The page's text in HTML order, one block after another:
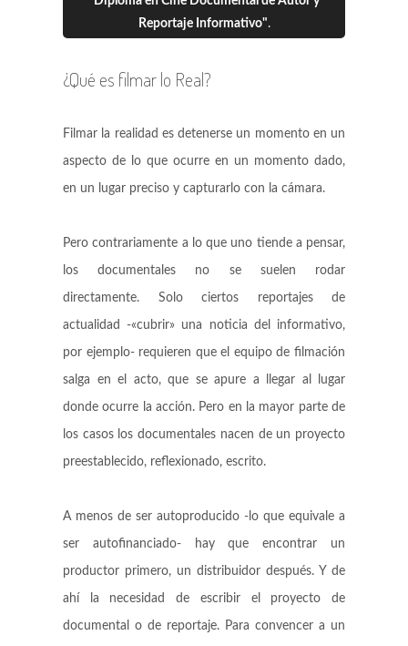
Reportaje Informativo".
¿Qué es filmar lo Real?
Filmar la realidad es detenerse un momento en un
aspecto de lo que ocurre en un momento dado,
en un lugar preciso y capturarlo con la cámara.
Pero contrariamente a lo que uno tiende a pensar,
los documentales no se suelen rodar
directamente. Solo ciertos reportajes de
actualidad -«cubrir» una noticia del informativo,
por ejemplo- requieren que el equipo de filmación
salga en el acto, que se apure a llegar al lugar
donde ocurre la acción. Pero en la mayor parte de
los casos los documentales nacen de un proyecto
preestablecido, reflexionado, escrito.
A menos de ser autoproducido -lo que equivale a
ser autofinanciado- hay que encontrar un
productor primero, un distribuidor después. Y de
ahí la necesidad de escribir el proyecto de
documental o de reportaje. Para convencer a un